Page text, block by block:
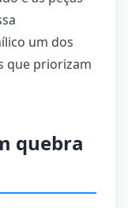
um dos
que priorizam
quebra